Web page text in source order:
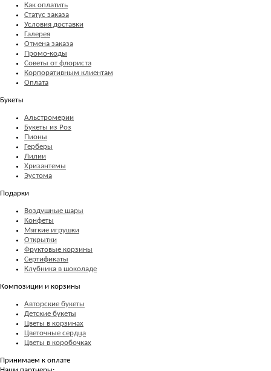
Как оплатить
Статус заказа
Условия доставки
Галерея
Отмена заказа
Промо-коды
Советы от флориста
Корпоративным клиентам
Оплата
Букеты
Альстромерии
Букеты из Роз
Пионы
Герберы
Лилии
Хризантемы
Эустома
Подарки
Воздушные шары
Конфеты
Мягкие игрушки
Открытки
Фруктовые корзины
Сертификаты
Клубника в шоколаде
Композиции и корзины
Авторские букеты
Детские букеты
Цветы в корзинах
Цветочные сердца
Цветы в коробочках
Принимаем к оплате